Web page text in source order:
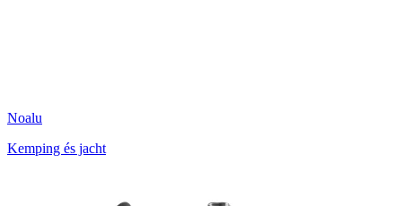
Noalu
Kemping és jacht